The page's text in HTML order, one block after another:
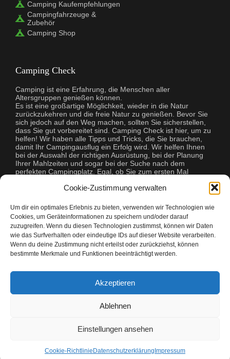
Cookie-Zustimmung verwalten
Um dir ein optimales Erlebnis zu bieten, verwenden wir Technologien wie
Cookies, um Geräteinformationen zu speichern und/oder darauf
zuzugreifen. Wenn du diesen Technologien zustimmst, können wir Daten
wie das Surfverhalten oder eindeutige IDs auf dieser Website verarbeiten.
Wenn du deine Zustimmung nicht erteilst oder zurückziehst, können
bestimmte Merkmale und Funktionen beeinträchtigt werden.
Akzeptieren
Ablehnen
Einstellungen ansehen
Cookie-Richtlinie Datenschutzerklärung Impressum
Camping Kaufempfehlungen
Campingfahrzeuge &
Zubehör
Camping Shop
Camping Check
Camping ist eine Erfahrung, die Menschen aller
Altersgruppen genießen können.
Es ist eine großartige Möglichkeit, wieder in die Natur
zurückzukehren und die freie Natur zu genießen. Bevor Sie
sich jedoch auf den Weg machen, sollten Sie sicherstellen,
dass Sie gut vorbereitet sind. Camping Check ist hier, um zu
helfen! Wir haben alle Tipps und Tricks, die Sie brauchen,
damit Ihr Campingausflug ein Erfolg wird. Wir helfen Ihnen
bei der Auswahl der richtigen Ausrüstung, bei der Planung
Ihrer Mahlzeiten und sogar bei der Suche nach dem
perfekten Campingplatz. Egal, ob Sie zum ersten Mal
alles, was Sie brauchen, um Ihre Reise unvergesslich zu
Copyright © 2026 Camping Check